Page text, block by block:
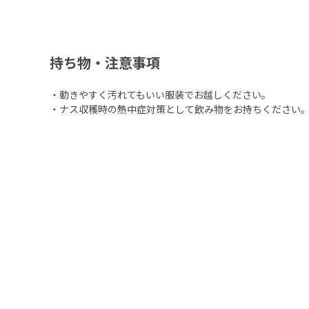
持ち物・注意事項
・動きやすく汚れてもいい服装でお越しください。
・ナス収穫時の熱中症対策として飲み物をお持ちください